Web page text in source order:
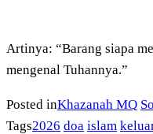
Artinya: “Barang siapa
mengenal Tuhannya.”
Posted inKhazanah MQ
Tags2026 doa islam